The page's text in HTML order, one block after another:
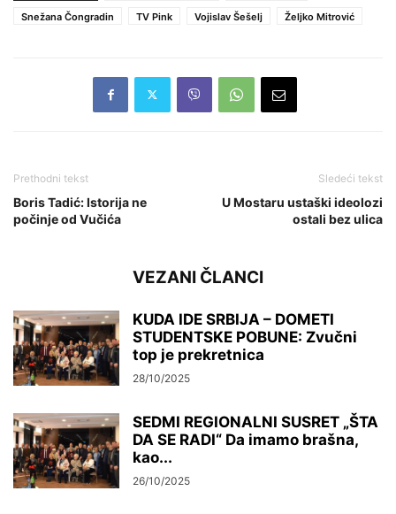
Snežana Čongradin
TV Pink Vojislav Šešelj Željko Mitrović
Prethodni tekst
Boris Tadić: Istorija ne
počinje od Vučića
Sledeći tekst
U Mostaru ustaški ideolozi
ostali bez ulica
VEZANI ČLANCI
KUDA IDE SRBIJA – DOMETI
STUDENTSKE POBUNE: Zvučni
top je prekretnica
28/10/2025
SEDMI REGIONALNI SUSRET „ŠTA
DA SE RADI“ Da imamo brašna,
kao...
26/10/2025